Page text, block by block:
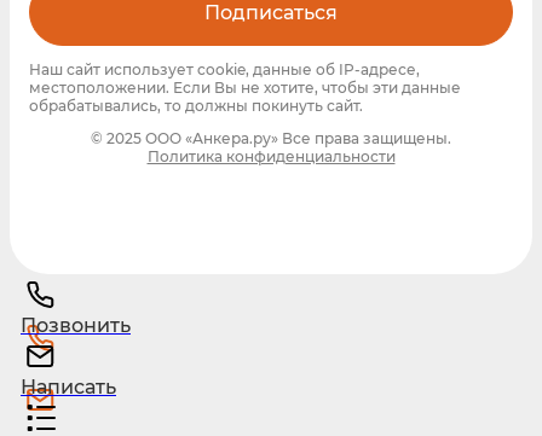
Подписаться
Наш сайт использует cookie, данные об IP-адресе,
местоположении. Если Вы не хотите, чтобы эти данные
обрабатывались, то должны покинуть сайт.
© 2025 ООО «Анкера.ру» Все права защищены.
Политика конфиденциальности
Позвонить
Написать